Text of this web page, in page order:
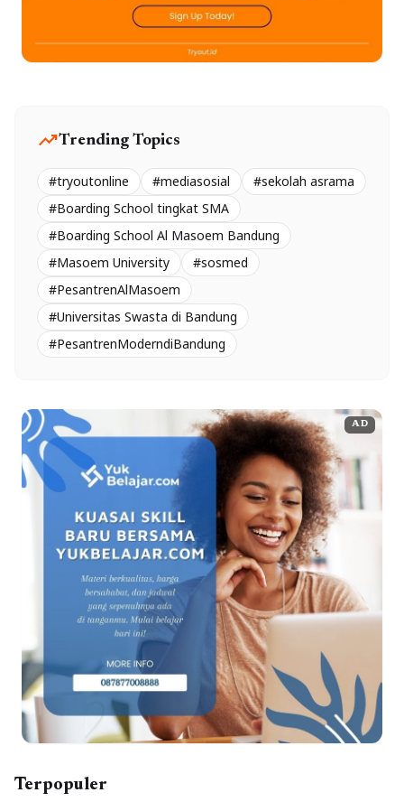
trending_upTrending Topics
#tryoutonline #mediasosial
#sekolah asrama
#Boarding School tingkat SMA
#Boarding School Al Masoem Bandung
#Masoem University
#sosmed
#PesantrenAlMasoem
#Universitas Swasta di Bandung
#PesantrenModerndiBandung
AD
Terpopuler